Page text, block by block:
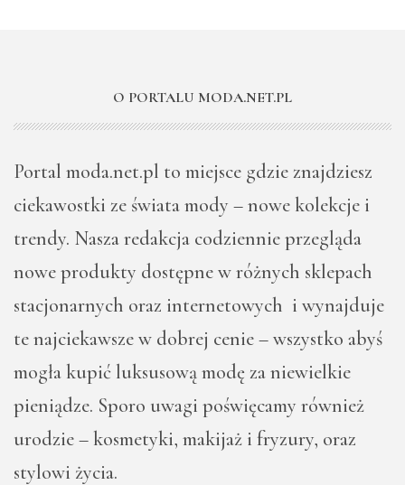
O PORTALU MODA.NET.PL
Portal moda.net.pl to miejsce gdzie znajdziesz
ciekawostki ze świata mody – nowe kolekcje i
trendy. Nasza redakcja codziennie przegląda
nowe produkty dostępne w różnych sklepach
stacjonarnych oraz internetowych i wynajduje
te najciekawsze w dobrej cenie – wszystko abyś
mogła kupić luksusową modę za niewielkie
pieniądze. Sporo uwagi poświęcamy również
urodzie – kosmetyki, makijaż i fryzury, oraz
stylowi życia.